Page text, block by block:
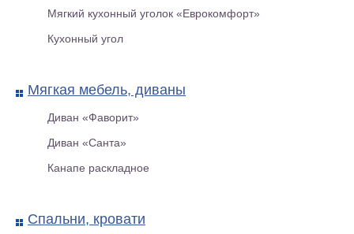
«Орфей» диван c пружинным
Мягкий кухонный уголок «Еврокомфорт»
Кухонный угол
Мягкая мебель, диваны
Диван «Фаворит»
Диван «Санта»
Канапе раскладное
Спальни, кровати